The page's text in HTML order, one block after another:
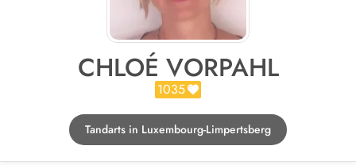
CHLOÉ VORPAHL
1035
Tandarts in Luxembourg-Limpertsberg